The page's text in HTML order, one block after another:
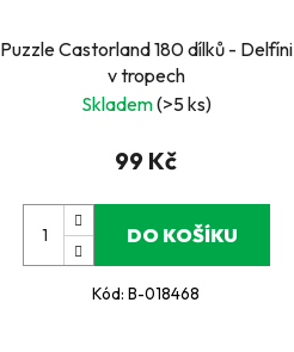
Puzzle Castorland 180 dílků - Delfíni
v tropech
Skladem(>5 ks)
99 Kč
DO KOŠÍKU
Kód:B-018468